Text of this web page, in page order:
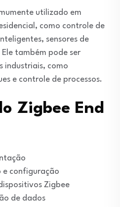
utilizado em
como controle de
sensores de
também pode ser
industriais, como
e controle de processos.
Zigbee End
e configuração
Zigbee
de dados